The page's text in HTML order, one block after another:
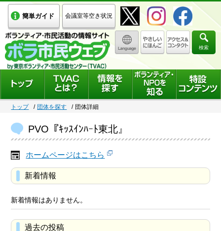
簡単ガイド 会議室等空き状況
検索
トップ 団体を探す 団体詳細
PVO『ｷｯｽｲﾝﾊｰﾄ東北』
ホームページはこちら
新着情報
新着情報はありません。
過去の投稿